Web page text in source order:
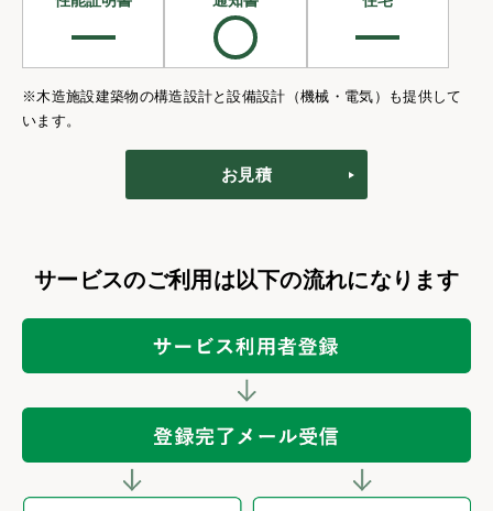
※木造施設建築物の構造設計と設備設計（機械・電気）も提供して
います。
お見積
サービスのご利用は以下の流れになります